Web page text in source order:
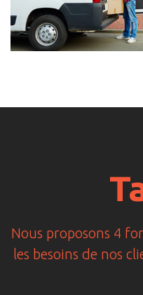
Nous proposons 4
les besoins de nos